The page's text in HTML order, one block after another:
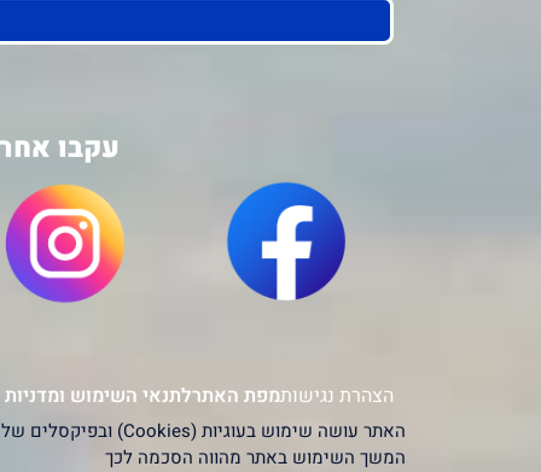
עקבו
הצהרת נגישותמפת האתרלתנאי השימוש
המשך השימוש באתר מהווה הסכמה לכך